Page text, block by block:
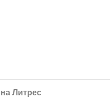
Литрес